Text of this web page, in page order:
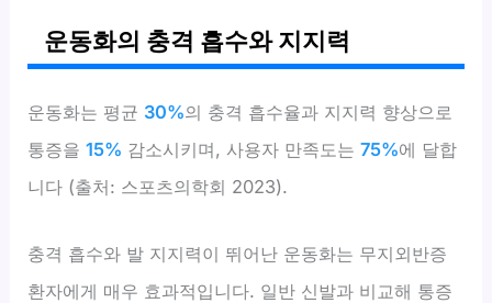
운동화의 충격 흡수와 지지력
운동화는 평균 30%의 충격 흡수율과 지지력 향상으로
통증을15% 감소시키며, 사용자 만족도는75%에 달합
니다 (출처: 스포츠의학회 2023).
충격 흡수와 발 지지력이 뛰어난 운동화는 무지외반증
환자에게 매우 효과적입니다. 일반 신발과 비교해 통증